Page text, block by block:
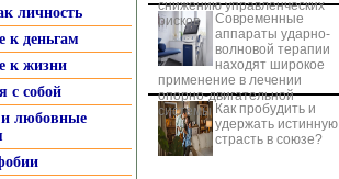
личность
к деньгам
к жизни
с собой
любовные
снижению управленческих
рисков
Современные
аппараты ударно-
волновой терапии
находят широкое
применение в лечении
опорно-двигательной
системы Как пробудить и
удержать истинную
страсть в союзе?